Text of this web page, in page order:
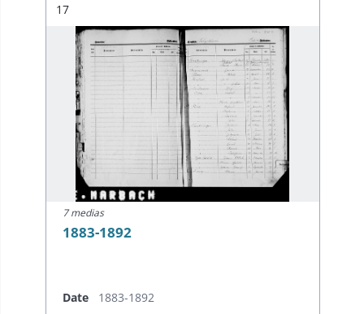
Résultat n°
17
7 medias
1883-1892
Date
1883-1892